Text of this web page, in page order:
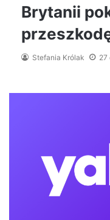
Brytanii
Stefania Królak 27